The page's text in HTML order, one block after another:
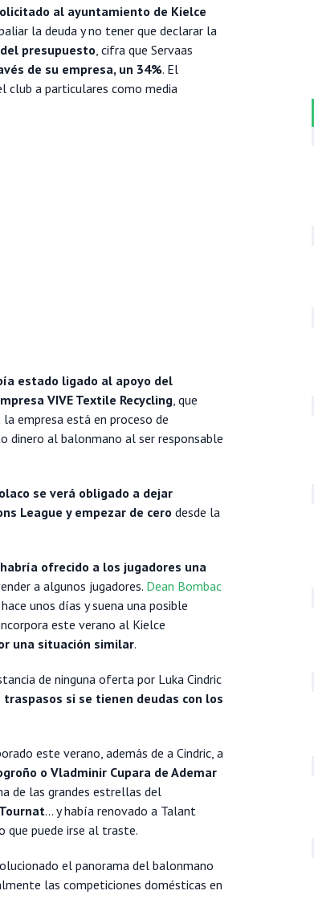
al ayuntamiento de Kielce
la deuda y no tener que declarar la
presupuesto , cifra que Servaas
de su empresa, un 34%. El
club a particulares como media
estado ligado al apoyo del
VIVE Textile Recycling , que
empresa está en proceso de
dinero al balonmano al ser responsable
se verá obligado a dejar
League y empezar de cero desde la
habría ofrecido a los jugadores una
a algunos jugadores. Dean Bombac
hace unos días y suena una posible
incorpora este verano al Kielce
una situación similar.
de ninguna oferta por Luka Cindric
si se tienen deudas con los
este verano, además de a Cindric, a
o Vladminir Cupara de Ademar
de las grandes estrellas del
... y había renovado a Talant
que puede irse al traste.
el panorama del balonmano
las competiciones domésticas en